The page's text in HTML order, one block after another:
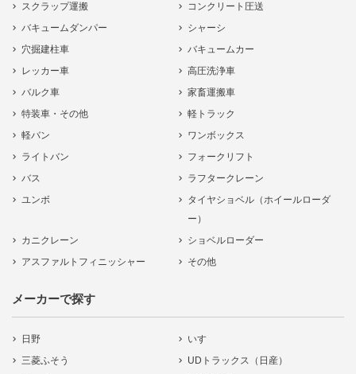
スクラップ運搬
コンクリート圧送
バキュームダンパー
シャーシ
穴掘建柱車
バキュームカー
レッカー車
高圧洗浄車
バルク車
家畜運搬車
特装車・その他
軽トラック
軽バン
ワンボックス
ライトバン
フォークリフト
バス
ラフタークレーン
ユンボ
タイヤショベル（ホイールローダ
ー）
カニクレーン
ショベルローダー
アスファルトフィニッシャー
その他
メーカーで探す
日野
いすゞ
三菱ふそう
UDトラックス（日産）